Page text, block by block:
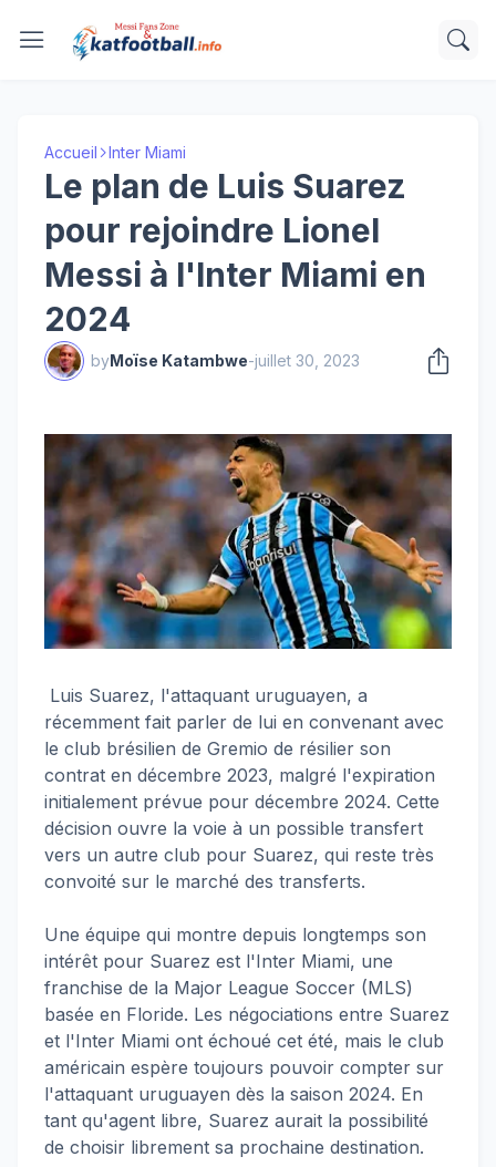
Accueil Inter Miami
Le plan de Luis Suarez
pour rejoindre Lionel
Messi à l'Inter Miami en
2024
byMoïse Katambwe-juillet 30, 2023
Luis Suarez, l'attaquant uruguayen, a
récemment fait parler de lui en convenant avec
le club brésilien de Gremio de résilier son
contrat en décembre 2023, malgré l'expiration
initialement prévue pour décembre 2024. Cette
décision ouvre la voie à un possible transfert
vers un autre club pour Suarez, qui reste très
convoité sur le marché des transferts.
Une équipe qui montre depuis longtemps son
intérêt pour Suarez est l'Inter Miami, une
franchise de la Major League Soccer (MLS)
basée en Floride. Les négociations entre Suarez
et l'Inter Miami ont échoué cet été, mais le club
américain espère toujours pouvoir compter sur
l'attaquant uruguayen dès la saison 2024. En
tant qu'agent libre, Suarez aurait la possibilité
de choisir librement sa prochaine destination.